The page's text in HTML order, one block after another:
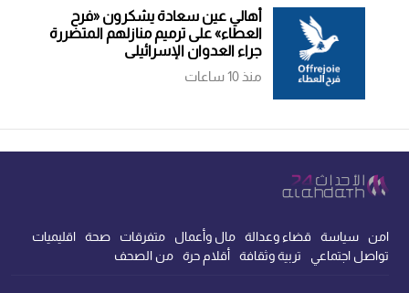
أهالي عين سعادة يشكرون «فرح
العطاء» على ترميم منازلهم المتضررة
جراء العدوان الإسرائيلي
منذ 10 ساعات
امن سياسة قضاء وعدالة مال وأعمال متفرقات صحة
اقليميات
تواصل اجتماعي
تربية وثقافة أقلام حرة من الصحف